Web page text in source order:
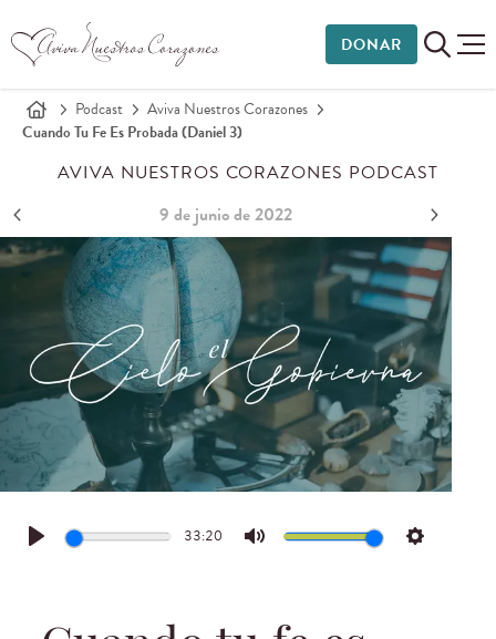
DONAR
Podcast
Aviva Nuestros Corazones
Cuando Tu Fe Es Probada (Daniel 3)
AVIVA NUESTROS CORAZONES PODCAST
9 de junio de 2022
Play
33:20
Mute Settings